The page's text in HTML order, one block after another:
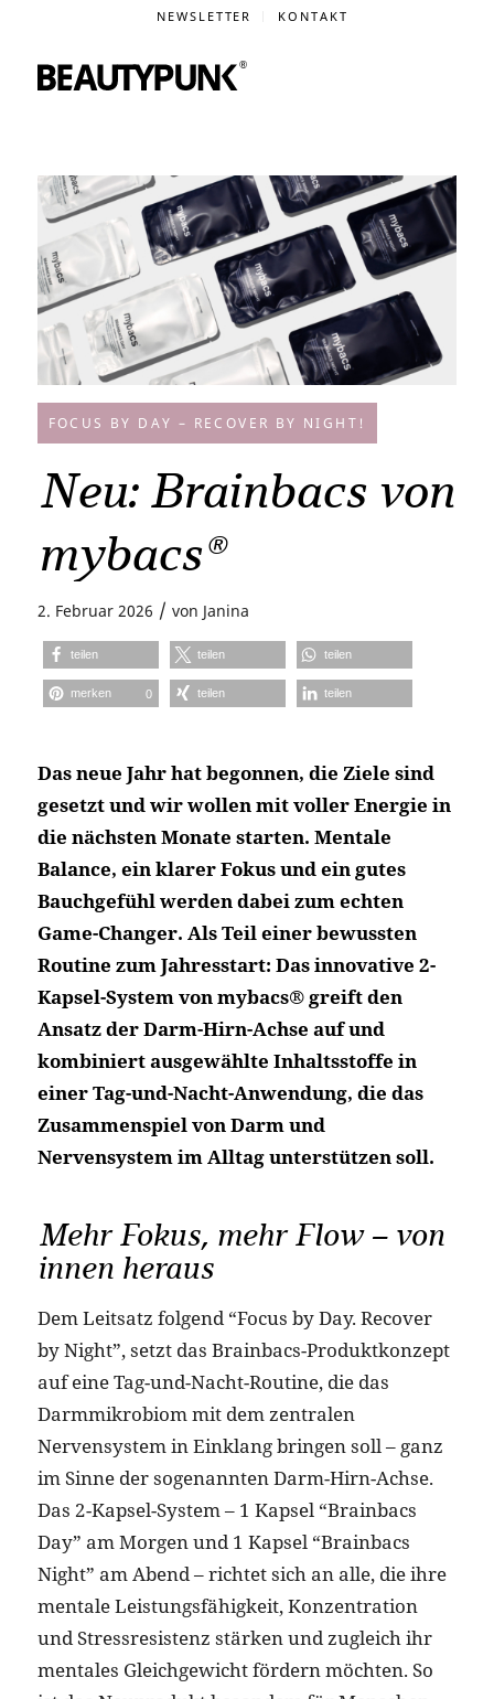
NEWSLETTER KONTAKT
FOCUS BY DAY – RECOVER BY NIGHT!
Neu: Brainbacs von
mybacs®
2. Februar 2026 / von Janina
teilen teilen teilen
merken 0 teilen teilen
Das neue Jahr hat begonnen, die Ziele sind
gesetzt und wir wollen mit voller Energie in
die nächsten Monate starten. Mentale
Balance, ein klarer Fokus und ein gutes
Bauchgefühl werden dabei zum echten
Game-Changer. Als Teil einer bewussten
Routine zum Jahresstart: Das innovative 2-
Kapsel-System von mybacs® greift den
Ansatz der Darm-Hirn-Achse auf und
kombiniert ausgewählte Inhaltsstoffe in
einer Tag-und-Nacht-Anwendung, die das
Zusammenspiel von Darm und
Nervensystem im Alltag unterstützen soll.
Mehr Fokus, mehr Flow – von
innen heraus
Dem Leitsatz folgend “Focus by Day. Recover
by Night”, setzt das Brainbacs-Produktkonzept
auf eine Tag-und-Nacht-Routine, die das
Darmmikrobiom mit dem zentralen
Nervensystem in Einklang bringen soll – ganz
im Sinne der sogenannten Darm-Hirn-Achse.
Das 2-Kapsel-System – 1 Kapsel “Brainbacs
Day” am Morgen und 1 Kapsel “Brainbacs
Night” am Abend – richtet sich an alle, die ihre
mentale Leistungsfähigkeit, Konzentration
und Stressresistenz stärken und zugleich ihr
mentales Gleichgewicht fördern möchten. So